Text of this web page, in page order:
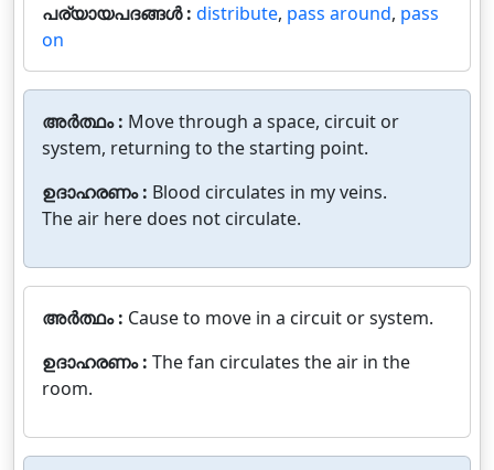
പര്യായപദങ്ങൾ : distribute, pass around, pass
on
അർത്ഥം : Move through a space, circuit or
system, returning to the starting point.
ഉദാഹരണം : Blood circulates in my veins.
The air here does not circulate.
അർത്ഥം : Cause to move in a circuit or system.
ഉദാഹരണം : The fan circulates the air in the
room.